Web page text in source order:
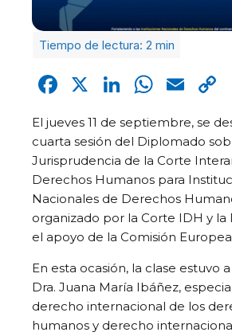
Facebook
X LinkedIn
Email
El jueves 11 de septiembre, se
cuarta sesión del Diplomado
Jurisprudencia de la Corte
Derechos Humanos para
Nacionales de Derechos
organizado por la Corte IDH y la
el apoyo de la Comisión
En esta ocasión, la clase estuvo
Dra. Juana María Ibáñez,
derecho internacional de los
humanos y derecho